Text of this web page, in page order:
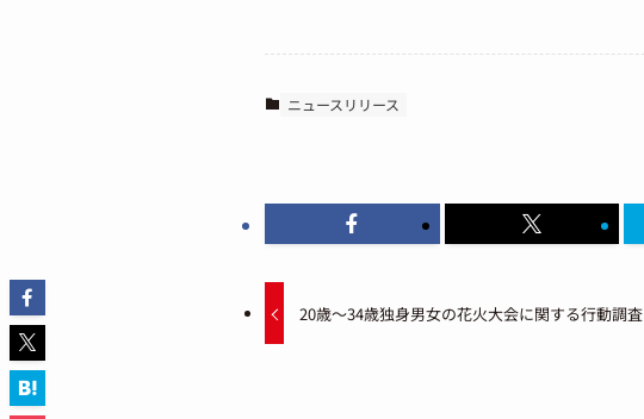
ニュースリリース
20歳～34歳独身男女の花火大会に関する行動調査